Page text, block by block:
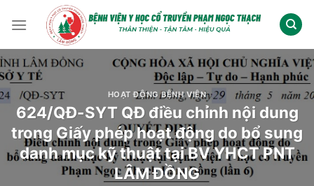
đến
dung
HOẠT ĐỘNG BỆNH VIỆN
624/QĐ-SYT QĐ điều chỉnh nội dung
trong Giấy phép hoạt động do bổ sung
danh mục kỹ thuật tại BV YHCT PNT
LÂM ĐỒNG